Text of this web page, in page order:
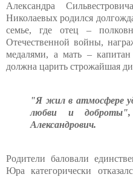
Александра
Николаевых родился
семье, где отец –
Отечественной войны,
медалями, а мать –
должна царить строжайшая
"Я жил в атмосфере
любви и
Александрович.
Родители баловали
Юра категорически